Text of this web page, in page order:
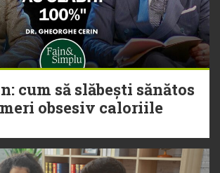
cum să slăbești sănătos
obsesiv caloriile